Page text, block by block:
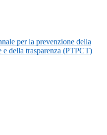
per la prevenzione della
e della trasparenza (PTPCT)